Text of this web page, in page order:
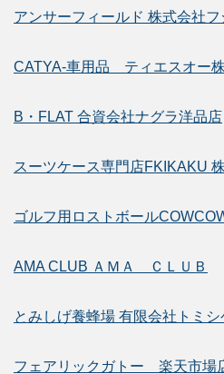
アンサーフィールド 株式会社
CATYA-車用品 ティエスオー
B・FLAT 合資会社ナグラ洋品店
スーツケース専門店FKIKAKU
ゴルフ用ロストボール
AMA CLUB ＡＭＡ ＣＬＵＢ
とみしげ養蜂場 有限会社トミシ
フェアリックガトー 楽天市場